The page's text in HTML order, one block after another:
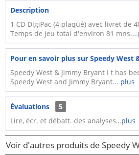
Description
1 CD DigiPac (4 plaqué) avec livret de
Temps de jeu total d'environ 81 mns....
Pour en savoir plus sur Speedy West
Speedy West & Jimmy Bryant I t has
Speedy West and Jimmy Bryant... plus
Évaluations
5
Lire, écr. et débatt. des analyses…plus
Voir d'autres produits de Speedy